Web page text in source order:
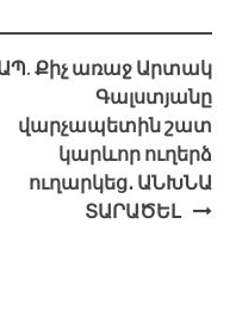
Քիչ առաջ Արտակ
Գալստյանը
վարչապետին շատ
կարևոր ուղերձ
ուղարկեց․ ԱՆԽՆԱ
ՏԱՐԱԾԵԼ